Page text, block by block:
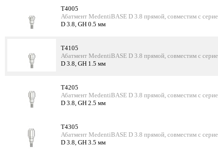
T4005
Абатмент MedentiBASE D 3.8 прямой, совместим с
D 3.8, GH 0.5 мм
T4105
Абатмент MedentiBASE D 3.8 прямой, совместим с
D 3.8, GH 1.5 мм
T4205
Абатмент MedentiBASE D 3.8 прямой, совместим с
D 3.8, GH 2.5 мм
T4305
Абатмент MedentiBASE D 3.8 прямой, совместим с
D 3.8, GH 3.5 мм